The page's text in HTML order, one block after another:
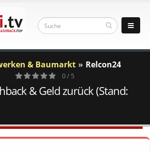
& Baumarkt Relcon24
0
Votes
0 / 5
& Geld zurück (Stand: